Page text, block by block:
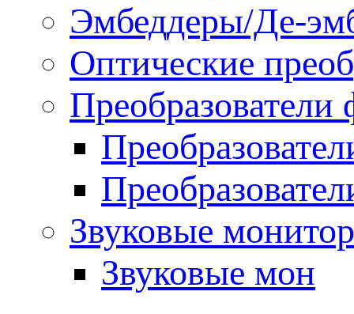
Эмбеддеры/Де-
Оптические
Преобразователи
Звуковые
Звуковые мон